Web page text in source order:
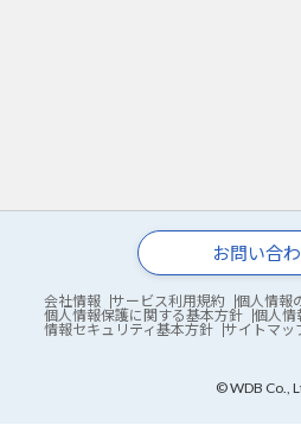
お問い合
会社情報 サービス利用規約
個人情報
個人情報保護に関する基本方針
個人情
情報セキュリティ基本方針
サイトマッ
© WDB Co.,